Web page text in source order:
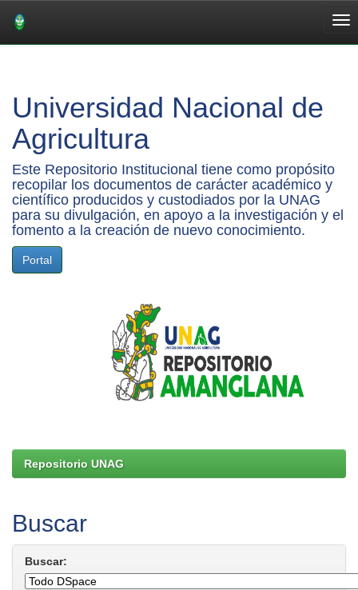
Universidad Nacional de
Agricultura
Este Repositorio Institucional tiene como propósito
recopilar los documentos de carácter académico y
científico producidos y custodiados por la UNAG
para su divulgación, en apoyo a la investigación y el
fomento a la creación de nuevo conocimiento.
Portal
Repositorio UNAG
Buscar
Buscar: